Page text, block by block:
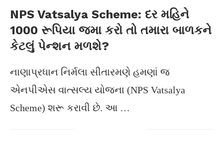
NPS Vatsalya Scheme: દર મહિને
1000 રૂપિયા જમા કરો તો તમારા બાળકને
કેટલું પેન્શન મળશે?
નાણાપ્રધાન નિર્મલા સીતારમણે હમણાં જ
એનપીએસ વાત્સલ્ય યોજના (NPS Vatsalya
Scheme) શરૂ કરાવી છે. આ …